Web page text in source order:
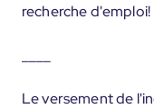
recherche d'emploi!
Le versement de